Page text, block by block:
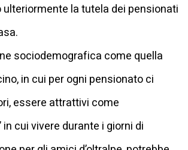
la tutela dei pensionati
sociodemografica come quella
in cui per ogni pensionato ci
essere attrattivi come
in cui vivere durante i giorni di